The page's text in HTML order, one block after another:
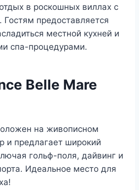
в роскошных виллах с
предоставляется
местной кухней и
спа-процедурами.
Belle Mare
на живописном
и предлагает широкий
гольф-поля, дайвинг и
Идеальное место для